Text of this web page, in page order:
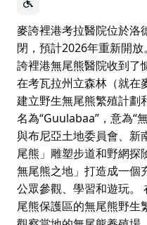
麥誇裡港考拉醫院位於洛
閉，預計2026年重新開
誇裡港無尾熊醫院收到了
在考瓦拉州立森林（就在
建立野生無尾熊繁殖計劃
名為“Guulabaa”，意為“
與布尼亞土地委員會、新
尾熊」雕塑步道和野網
無尾熊之地」打造成一個
公眾參觀、學習和遊玩
尾熊保護區的無尾熊野生